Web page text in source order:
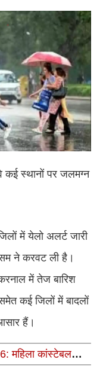
कई स्थानों पर जलमग्न
में येलो अलर्ट जारी
ने करवट ली है।
में तेज बारिश
कई जिलों में बादलों
हैं।
महिला कांस्टेबल